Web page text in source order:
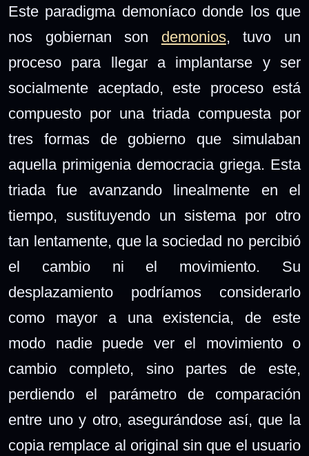
Este paradigma demoníaco donde los que
nos gobiernan son demonios, tuvo un
proceso para llegar a implantarse y ser
socialmente aceptado, este proceso está
compuesto por una triada compuesta por
tres formas de gobierno que simulaban
aquella primigenia democracia griega. Esta
triada fue avanzando linealmente en el
tiempo, sustituyendo un sistema por otro
tan lentamente, que la sociedad no percibió
el cambio ni el movimiento. Su
desplazamiento podríamos considerarlo
como mayor a una existencia, de este
modo nadie puede ver el movimiento o
cambio completo, sino partes de este,
perdiendo el parámetro de comparación
entre uno y otro, asegurándose así, que la
copia remplace al original sin que el usuario